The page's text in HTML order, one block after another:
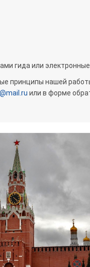
гида или электронные
принципы нашей
или в форме